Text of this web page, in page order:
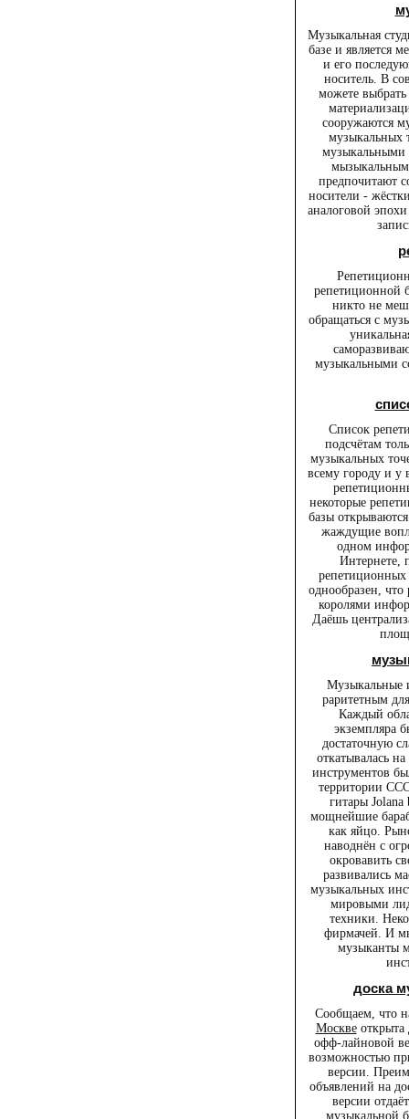
Музыкальная
базе и является
и его
носитель. В
можете
сооружаются
музыкальных
музыкальными
предпочитают
носители -
аналоговой
репетиционной
никто не
обращаться с
музыкальными
Список
подсчётам
музыкальных
всему городу и у
некоторые
базы
жаждущие
одном
Интернете,
репетиционных
однообразен, что
королями
Даёшь
Музыкальные
раритетным
Каждый
экземпляра
достаточную
откатывалась
инструментов
территории
гитары Jolana
мощнейшие
как яйцо.
наводнён с
окровавить
развивались
музыкальных
мировыми
техники.
фирмачей. И
музыканты
доска
Сообщаем, что
Москвеоткрыта
офф-лайновой
возможностью
версии.
объявлений на
версии
музыкальной